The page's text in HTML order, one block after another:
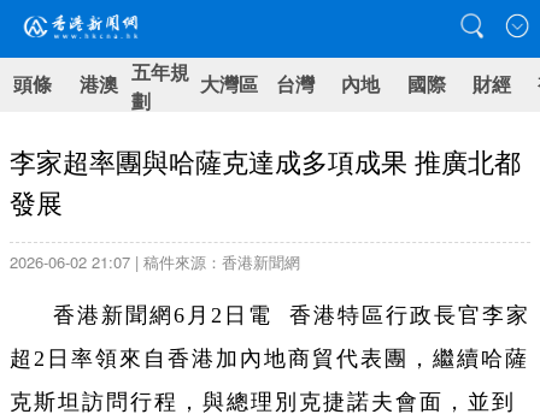
頭條 港澳 五年規
劃
大灣區 台灣 內地 國際 財經
李家超率團與哈薩克達成多項成果 推廣北都
發展
2026-06-02 21:07 | 稿件來源：香港新聞網
香港新聞網6月2日電 香港特區行政長官李家
超2日率領來自香港加內地商貿代表團，繼續哈薩
克斯坦訪問行程，與總理別克捷諾夫會面，並到